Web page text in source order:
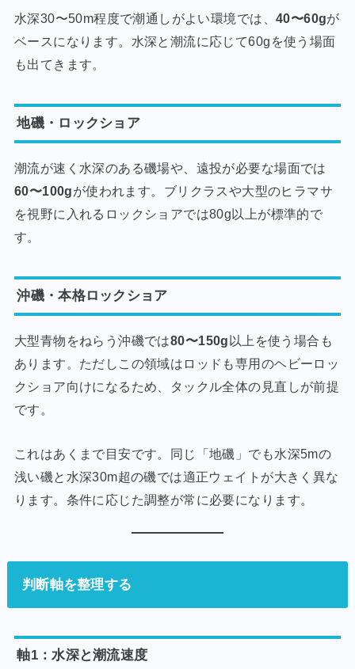
水深30〜50m程度で潮通しがよい環境では、 40〜60gが
ベースになります。水深と潮流に応じて60gを使う場面
も出てきます。
地磯・ロックショア
潮流が速く水深のある磯場や、遠投が必要な場面では
60〜100gが使われます。ブリクラスや大型のヒラマサ
を視野に入れるロックショアでは80g以上が標準的で
す。
沖磯・本格ロックショア
大型青物をねらう沖磯では80〜150g 以上を使う場合も
あります。ただしこの領域はロッドも専用のヘビーロッ
クショア向けになるため、タックル全体の見直しが前提
です。
これはあくまで目安です。同じ「地磯」でも水深5mの
浅い磯と水深30m超の磯では適正ウェイトが大きく異な
ります。条件に応じた調整が常に必要になります。
判断軸を整理する
軸1：水深と潮流速度